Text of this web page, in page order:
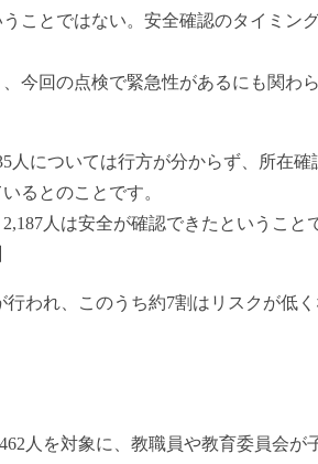
ことではない。安全確認のタイミ
今回の点検で緊急性があるにも関わ
については行方が分からず、所在確
るとのことです。
人は安全が確認できたというこ
われ、このうち約7割はリスクが低
人を対象に、教職員や教育委員会が